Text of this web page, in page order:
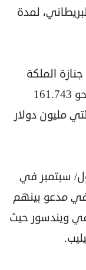
لمدة
الملكة
الراحلة التي كلفت الخزانة البريطانية نحو 161.743
مليون دولار
الرسمية في 19 أيلول/ سبتمبر في
مدعو بينهم
في ويندسور حيث